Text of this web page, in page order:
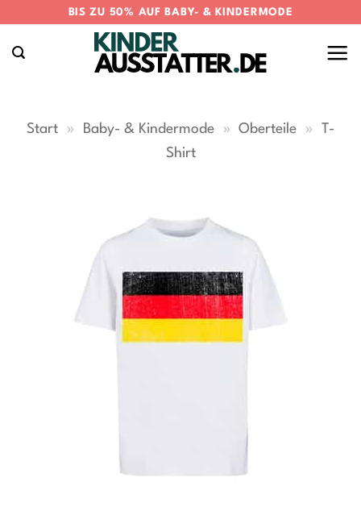
springen
BIS ZU 50% AUF BABY- & KINDERMODE
Start » Baby- & Kindermode » Oberteile »
T-
Shirt